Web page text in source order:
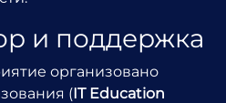
и поддержка
организовано
(IT Education